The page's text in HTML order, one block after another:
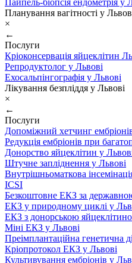
Пайпель-біопсія ендометрія у
Планування вагітності у
×
←
Послуги
Кріоконсервація яйцеклітин
Репродуктолог у Львові
Ехосальпінгографія у Львові
Лікування безпліддя у Львові
×
←
Послуги
Допоміжний хетчинг
Редукція ембріонів при
Донорство яйцеклітин у
Штучне запліднення у Львові
Внутрішньоматкова
ICSI
Безкоштовне ЕКЗ за
ЕКЗ у природному циклі у
ЕКЗ з донорською
Міні ЕКЗ у Львові
Преімплантаційна генетична
Кріопротокол ЕКЗ у Львові
Культивування ембріонів у